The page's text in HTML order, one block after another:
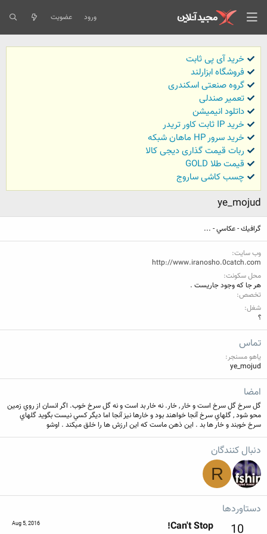
ورود عضویت
خرید آی پی ثابت
فروشگاه ابزارلند
گروه صنعتی اسکندری
تعمیر صندلی
داتلود انیمیشن
خرید IP ثابت کاور تریدر
خرید سرور HP ماهان شبکه
ربات قیمت گذاری دیجی کالا
قیمت طلا GOLD
چسب کاشی ساروج
ye_mojud
گرافيك - عكاسي - ...
وب سایت
http://www.iranosho.0catch.com
محل سکونت
هر جا كه وجود جاريست .
تخصص
شغل
؟
تماس
یاهو مسنجر
ye_mojud
امضا
گل سرخ گل سرخ است و خار , خار. نه خار بد است و نه گل سرخ خوب. اگر انسان از روي زمين
محو شود , گلهاي سرخ آنجا خواهند بود و خارها نيز آنجا اما ديگر كسي نيست بگويد گلهاي
سرخ خوبند و خار ها بد . اين ذهن ماست كه اين ارزش ها را خلق ميكند . اوشو
دنبال کنندگان
R
دستاوردها
10
Aug 5, 2016 Can't Stop!